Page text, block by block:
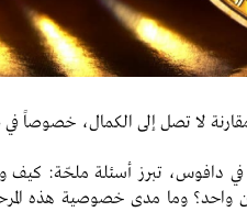
لا تصل إلى الكمال، خصوصاً في ظل
في دافوس، تبرز أسئلة ملحّة:
وما مدى خصوصية هذه